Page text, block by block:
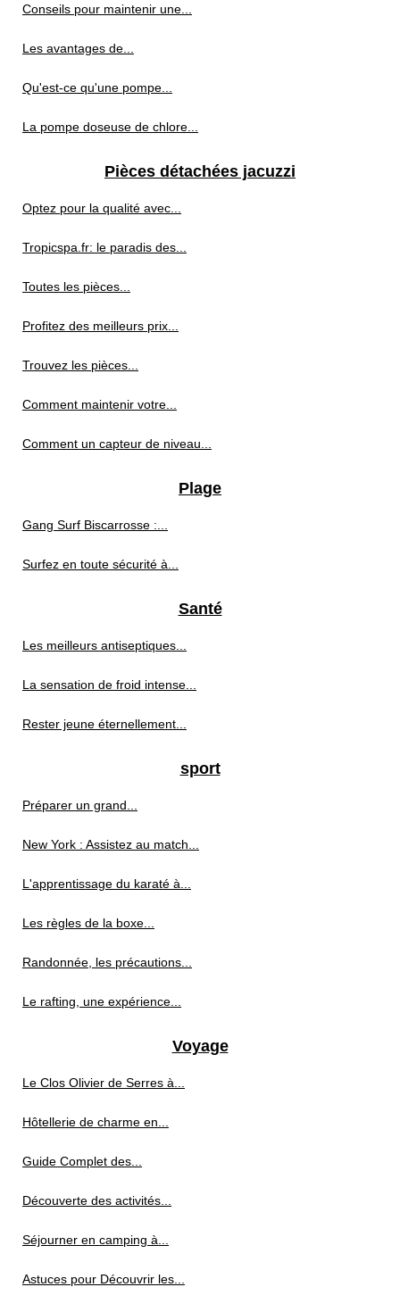
Conseils pour maintenir une...
Les avantages de...
Qu'est-ce qu'une pompe...
La pompe doseuse de chlore...
Pièces détachées jacuzzi
Optez pour la qualité avec...
Tropicspa.fr: le paradis des...
Toutes les pièces...
Profitez des meilleurs prix...
Trouvez les pièces...
Comment maintenir votre...
Comment un capteur de niveau...
Plage
Gang Surf Biscarrosse :...
Surfez en toute sécurité à...
Santé
Les meilleurs antiseptiques...
La sensation de froid intense...
Rester jeune éternellement...
sport
Préparer un grand...
New York : Assistez au match...
L'apprentissage du karaté à...
Les règles de la boxe...
Randonnée, les précautions...
Le rafting, une expérience...
Voyage
Le Clos Olivier de Serres à...
Hôtellerie de charme en...
Guide Complet des...
Découverte des activités...
Séjourner en camping à...
Astuces pour Découvrir les...